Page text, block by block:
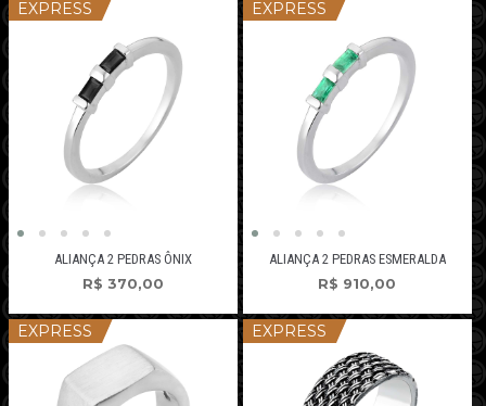
EXPRESS
ALIANÇA 2 PEDRAS ÔNIX
R$ 370,00
EXPRESS
ALIANÇA 2 PEDRAS ESMERALDA
R$ 910,00
EXPRESS EXPRESS